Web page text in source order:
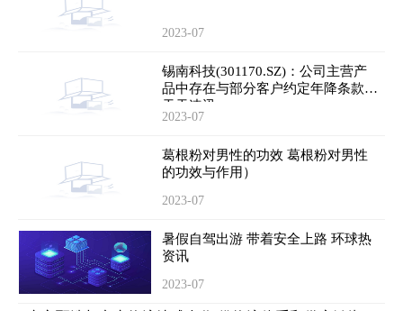
2023-07
锡南科技(301170.SZ)：公司主营产
品中存在与部分客户约定年降条款-
天天速讯
2023-07
葛根粉对男性的功效 葛根粉对男性
的功效与作用）
2023-07
暑假自驾出游 带着安全上路 环球热
资讯
2023-07